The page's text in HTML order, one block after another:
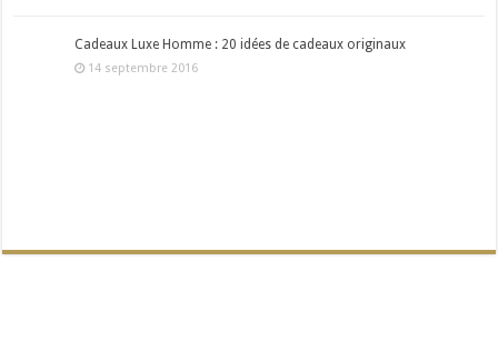
Cadeaux Luxe Homme : 20 idées de cadeaux originaux
14 septembre 2016